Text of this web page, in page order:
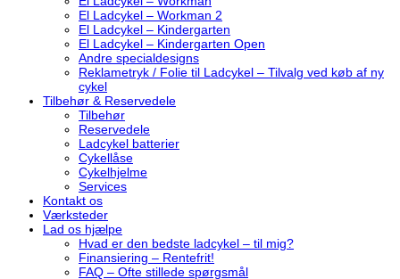
El Ladcykel – Workman 2
El Ladcykel – Kindergarten
El Ladcykel – Kindergarten Open
Andre specialdesigns
Reklametryk / Folie til Ladcykel – Tilvalg ved køb af ny
cykel
Tilbehør & Reservedele
Tilbehør
Reservedele
Ladcykel batterier
Cykellåse
Cykelhjelme
Services
Kontakt os
Værksteder
Lad os hjælpe
Hvad er den bedste ladcykel – til mig?
Finansiering – Rentefrit!
FAQ – Ofte stillede spørgsmål